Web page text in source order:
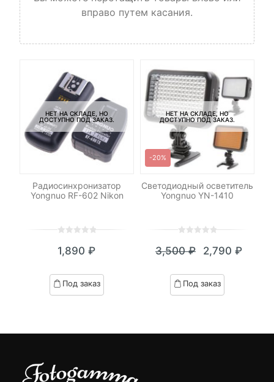
вправо путем касания.
НЕТ НА СКЛАДЕ, НО
ДОСТУПНО ПОД ЗАКАЗ.
Радиосинхронизатор
Yongnuo RF-602 Nikon
out
based
on
1,890 ₽
Под заказ
НЕТ НА СКЛАДЕ, НО
ДОСТУПНО ПОД ЗАКАЗ.
-20%
Светодиодный осветитель
Yongnuo YN-1410
out
based
on
3,500₽
цена
составляла
2,790 ₽
Текущая
цена:
2,790 ₽.
Под заказ